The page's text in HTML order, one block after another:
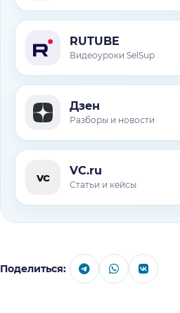
RUTUBE
Видеоуроки SelSup
Дзен
Разборы и новости
vc VC.ru
Статьи и кейсы
Поделиться: